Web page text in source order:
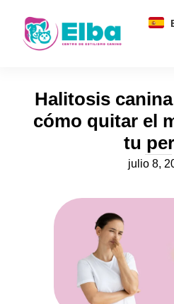
Halitosis
cómo quitar el
tu
julio 8,